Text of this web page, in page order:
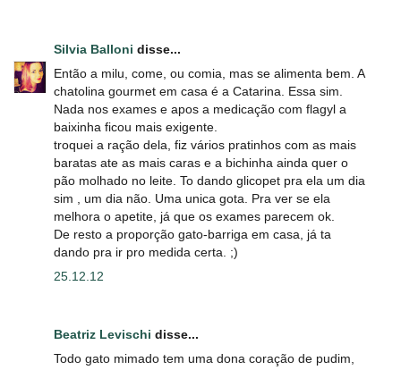
Silvia Balloni disse...
Então a milu, come, ou comia, mas se alimenta bem. A
chatolina gourmet em casa é a Catarina. Essa sim.
Nada nos exames e apos a medicação com flagyl a
baixinha ficou mais exigente.
troquei a ração dela, fiz vários pratinhos com as mais
baratas ate as mais caras e a bichinha ainda quer o
pão molhado no leite. To dando glicopet pra ela um dia
sim , um dia não. Uma unica gota. Pra ver se ela
melhora o apetite, já que os exames parecem ok.
De resto a proporção gato-barriga em casa, já ta
dando pra ir pro medida certa. ;)
25.12.12
Beatriz Levischi disse...
Todo gato mimado tem uma dona coração de pudim,